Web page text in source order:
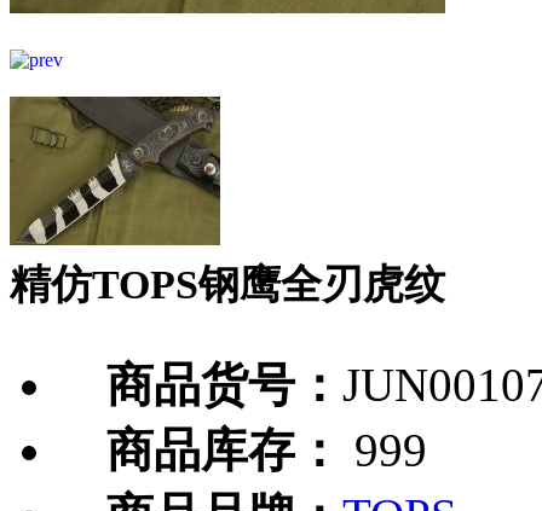
精仿TOPS钢鹰全刃虎纹
商品货号：
商品库存：
999